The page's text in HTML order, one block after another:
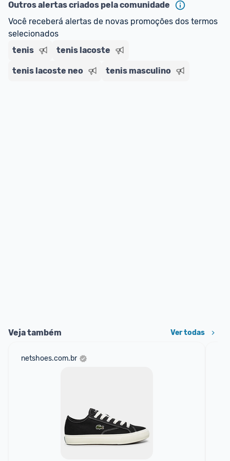
: A partir de 2 dias úteis.*
*Confira aqui as regras e condições!
Outros alertas criados pela comunidade
Você receberá alertas de novas promoções dos termos
selecionados
tenis
tenis lacoste
tenis lacoste neo tenis masculino
Veja também Ver todas
netshoes.com.br